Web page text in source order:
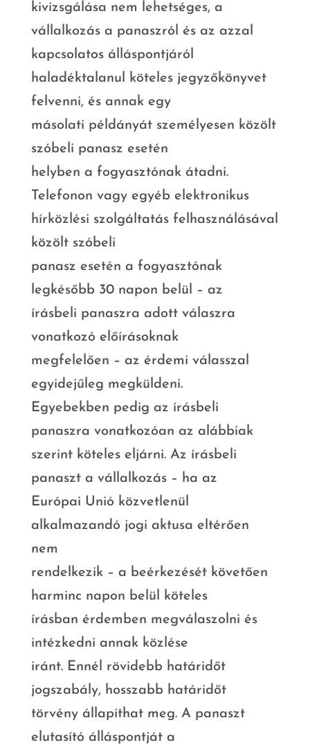
kivizsgálása nem lehetséges, a
vállalkozás a panaszról és az azzal
kapcsolatos álláspontjáról
haladéktalanul köteles jegyzőkönyvet
felvenni, és annak egy
másolati példányát személyesen közölt
szóbeli panasz esetén
helyben a fogyasztónak átadni.
Telefonon vagy egyéb elektronikus
hírközlési szolgáltatás felhasználásával
közölt szóbeli
panasz esetén a fogyasztónak
legkésőbb 30 napon belül – az
írásbeli panaszra adott válaszra
vonatkozó előírásoknak
megfelelően – az érdemi válasszal
egyidejűleg megküldeni.
Egyebekben pedig az írásbeli
panaszra vonatkozóan az alábbiak
szerint köteles eljárni. Az írásbeli
panaszt a vállalkozás – ha az
Európai Unió közvetlenül
alkalmazandó jogi aktusa eltérően
nem
rendelkezik – a beérkezését követően
harminc napon belül köteles
írásban érdemben megválaszolni és
intézkedni annak közlése
iránt. Ennél rövidebb határidőt
jogszabály, hosszabb határidőt
törvény állapíthat meg. A panaszt
elutasító álláspontját a